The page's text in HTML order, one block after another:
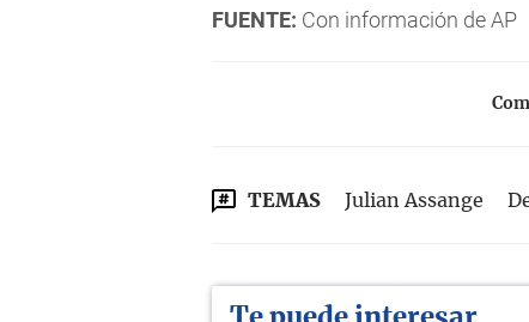
FUENTE: Con información de AP
TEMAS Julian Assange